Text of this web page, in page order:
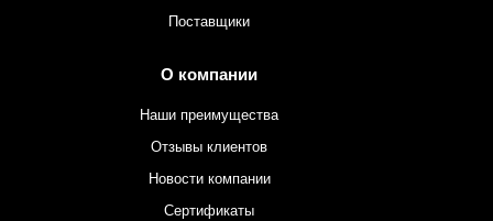
Поставщики
О компании
Наши преимущества
Отзывы клиентов
Новости компании
Сертификаты